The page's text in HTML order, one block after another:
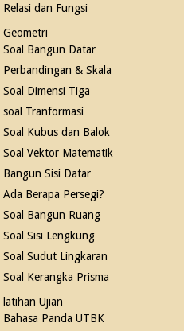
Relasi dan Fungsi
Geometri
Soal Bangun Datar
Perbandingan & Skala
Soal Dimensi Tiga
soal Tranformasi
Soal Kubus dan Balok
Soal Vektor Matematik
Bangun Sisi Datar
Ada Berapa Persegi?
Soal Bangun Ruang
Soal Sisi Lengkung
Soal Sudut Lingkaran
Soal Kerangka Prisma
latihan Ujian
Bahasa Panda UTBK